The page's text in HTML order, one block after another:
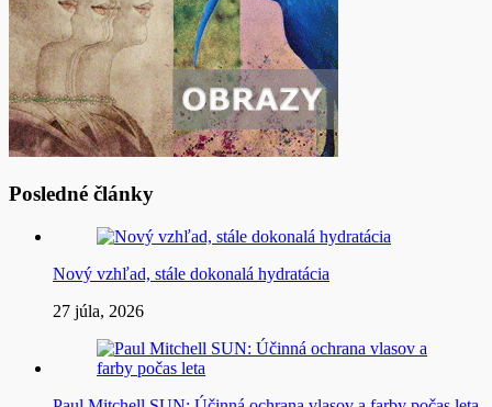
Posledné články
Nový vzhľad, stále dokonalá hydratácia
27 júla, 2026